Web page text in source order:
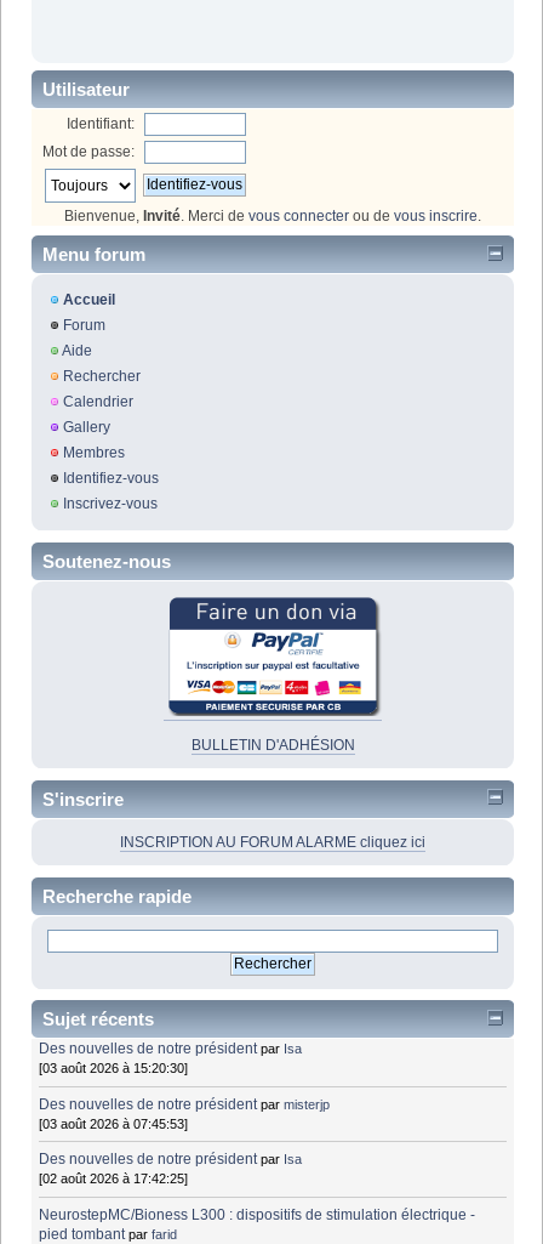
Utilisateur
Identifiant:
Mot de passe:
Bienvenue, Invité . Merci de vous connecter ou de vous inscrire
Menu forum
Accueil
Forum
Aide
Rechercher
Calendrier
Gallery
Membres
Identifiez-vous
Inscrivez-vous
Soutenez-nous
BULLETIN D'ADHÉSION
S'inscrire
INSCRIPTION AU FORUM ALARME cliquez ici
Recherche rapide
Sujet récents
Des nouvelles de notre président par Isa
[03 août 2026 à 15:20:30]
Des nouvelles de notre président parmisterjp
[03 août 2026 à 07:45:53]
Des nouvelles de notre président par Isa
[02 août 2026 à 17:42:25]
NeurostepMC/Bioness L300 : dispositifs de stimulation électrique -
pied tombant parfarid